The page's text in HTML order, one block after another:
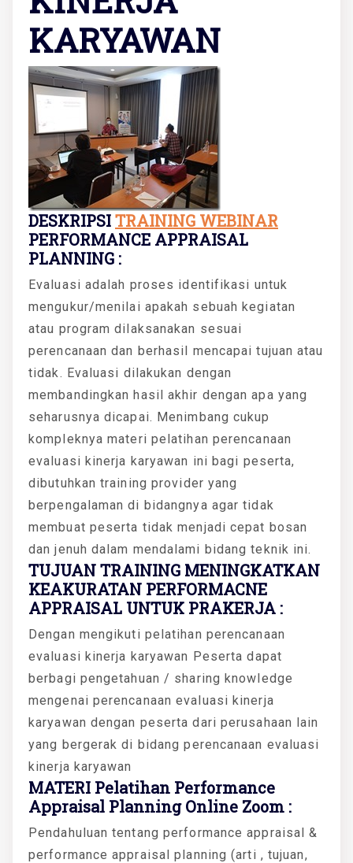
KARYAWAN
DESKRIPSITRAINING WEBINAR
PERFORMANCE APPRAISAL
PLANNING :
Evaluasi adalah proses identifikasi untuk
mengukur/menilai apakah sebuah kegiatan
atau program dilaksanakan sesuai
perencanaan dan berhasil mencapai tujuan atau
tidak. Evaluasi dilakukan dengan
membandingkan hasil akhir dengan apa yang
seharusnya dicapai. Menimbang cukup
kompleknya materi pelatihan perencanaan
evaluasi kinerja karyawan ini bagi peserta,
dibutuhkan training provider yang
berpengalaman di bidangnya agar tidak
membuat peserta tidak menjadi cepat bosan
dan jenuh dalam mendalami bidang teknik ini.
TUJUAN TRAINING MENINGKATKAN
KEAKURATAN PERFORMACNE
APPRAISAL UNTUK PRAKERJA :
Dengan mengikuti pelatihan perencanaan
evaluasi kinerja karyawan Peserta dapat
berbagi pengetahuan / sharing knowledge
mengenai perencanaan evaluasi kinerja
karyawan dengan peserta dari perusahaan lain
yang bergerak di bidang perencanaan evaluasi
kinerja karyawan
MATERI Pelatihan Performance
Appraisal Planning Online Zoom :
Pendahuluan tentang performance appraisal &
performance appraisal planning (arti , tujuan,